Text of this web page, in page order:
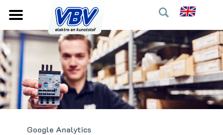
Google Analytics